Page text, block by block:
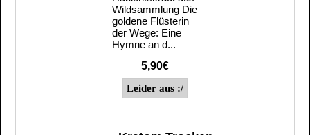
Wildsammlung Die
goldene Flüsterin
der Wege: Eine
Hymne an d...
5,90€